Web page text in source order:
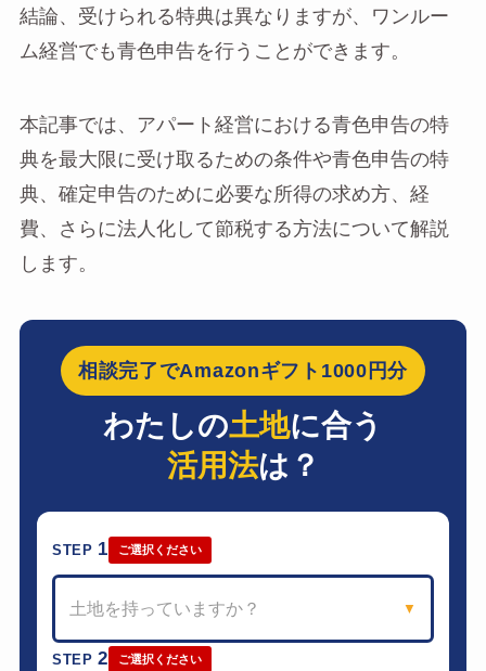
結論、受けられる特典は異なりますが、ワンルー
ム経営でも青色申告を行うことができます。
本記事では、アパート経営における青色申告の特
典を最大限に受け取るための条件や青色申告の特
典、確定申告のために必要な所得の求め方、経
費、さらに法人化して節税する方法について解説
します。
相談完了でAmazonギフト1000円分
わたしの土地に合う
活用法は？
STEP 1 ご選択ください
土地を持っていますか？ ▼
STEP2 ご選択ください